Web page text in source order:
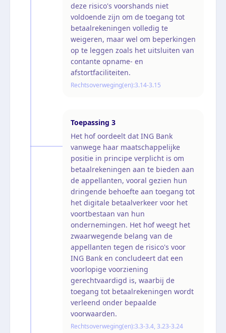
deze risico's voorshands niet
voldoende zijn om de toegang tot
betaalrekeningen volledig te
weigeren, maar wel om beperkingen
op te leggen zoals het uitsluiten van
contante opname- en
afstortfaciliteiten.
Rechtsoverweging(en):3.14-3.15
Toepassing 3
Het hof oordeelt dat ING Bank
vanwege haar maatschappelijke
positie in principe verplicht is om
betaalrekeningen aan te bieden aan
de appellanten, vooral gezien hun
dringende behoefte aan toegang tot
het digitale betaalverkeer voor het
voortbestaan van hun
ondernemingen. Het hof weegt het
zwaarwegende belang van de
appellanten tegen de risico's voor
ING Bank en concludeert dat een
voorlopige voorziening
gerechtvaardigd is, waarbij de
toegang tot betaalrekeningen wordt
verleend onder bepaalde
voorwaarden.
Rechtsoverweging(en):3.3-3.4, 3.23-3.24